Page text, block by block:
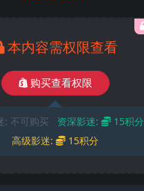
本内容需权限查看
购买查看权限
: 不可购买 资深影迷:
15积分
高级影迷:
15积分